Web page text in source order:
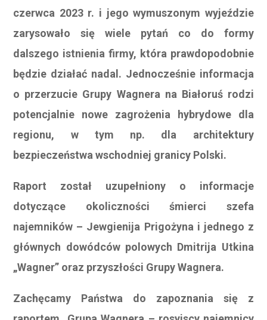
czerwca 2023 r. i jego wymuszonym wyjeździe
zarysowało się wiele pytań co do formy
dalszego istnienia firmy, która prawdopodobnie
będzie działać nadal. Jednocześnie informacja
o przerzucie Grupy Wagnera na Białoruś rodzi
potencjalnie nowe zagrożenia hybrydowe dla
regionu, w tym np. dla architektury
bezpieczeństwa wschodniej granicy Polski.
Raport został uzupełniony o informacje
dotyczące okoliczności śmierci szefa
najemników – Jewgienija Prigożyna i jednego z
głównych dowódców polowych Dmitrija Utkina
„Wagner” oraz przyszłości Grupy Wagnera.
Zachęcamy Państwa do zapoznania się z